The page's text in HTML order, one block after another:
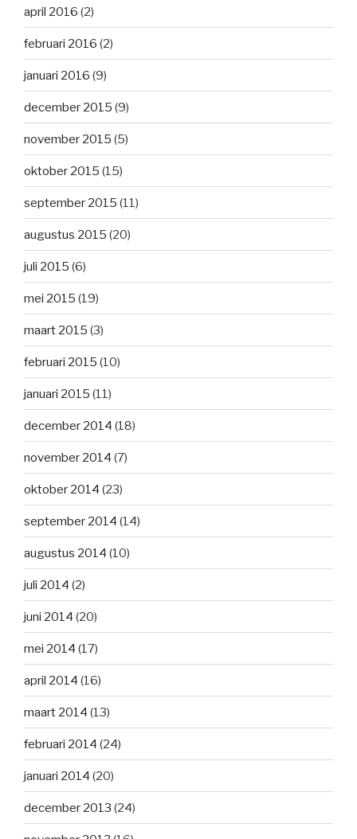
april 2016 (2)
februari 2016 (2)
januari 2016 (9)
december 2015 (9)
november 2015 (5)
oktober 2015 (15)
september 2015 (11)
augustus 2015 (20)
juli 2015 (6)
mei 2015 (19)
maart 2015 (3)
februari 2015 (10)
januari 2015 (11)
december 2014 (18)
november 2014 (7)
oktober 2014 (23)
september 2014 (14)
augustus 2014 (10)
juli 2014 (2)
juni 2014 (20)
mei 2014 (17)
april 2014 (16)
maart 2014 (13)
februari 2014 (24)
januari 2014 (20)
december 2013 (24)